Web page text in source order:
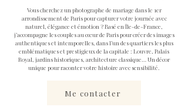
Vous cherchez un photographe de mariage dans le 1er
arrondissement de Paris pour capturer votre journée avec
naturel, élégance et émotion ? Basé en Île-de-France,
j’accompagne les couples au cœur de Paris pour créer des images
authentiques et intemporelles, dans l’un des quartiers les plus
emblématiques et prestigieux de la capitale : Louvre, Palais
Royal, jardins historiques, architecture classique… Un décor
unique pour raconter votre histoire avec sensibilité.
Me contacter